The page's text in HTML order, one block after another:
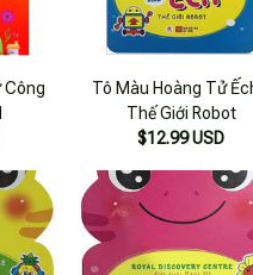
Công
Tô Màu Hoàng Tử
Thế Giới Robot
$12.99 USD